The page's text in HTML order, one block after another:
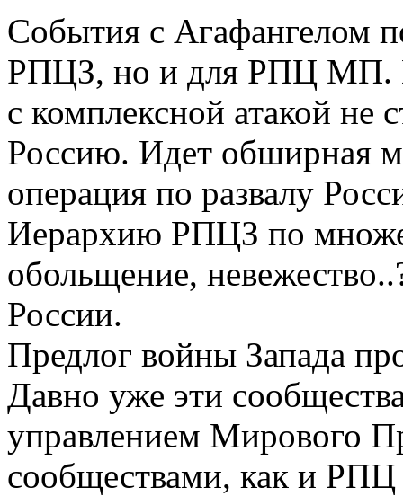
События с Агафангелом
РПЦЗ, но и для РПЦ МП.
с комплексной атакой не
Россию. Идет обширная
операция по развалу
Иерархию РПЦЗ по
обольщение,
России.
Предлог войны Запада
Давно уже эти
управлением Мирового
сообществами, как и